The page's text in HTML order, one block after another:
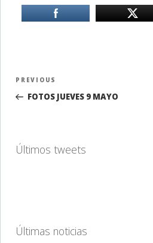
Navegación
entradas
Previous
Post
PREVIOUS
FOTOS JUEVES 9 MAYO
Últimos tweets
Últimas noticias